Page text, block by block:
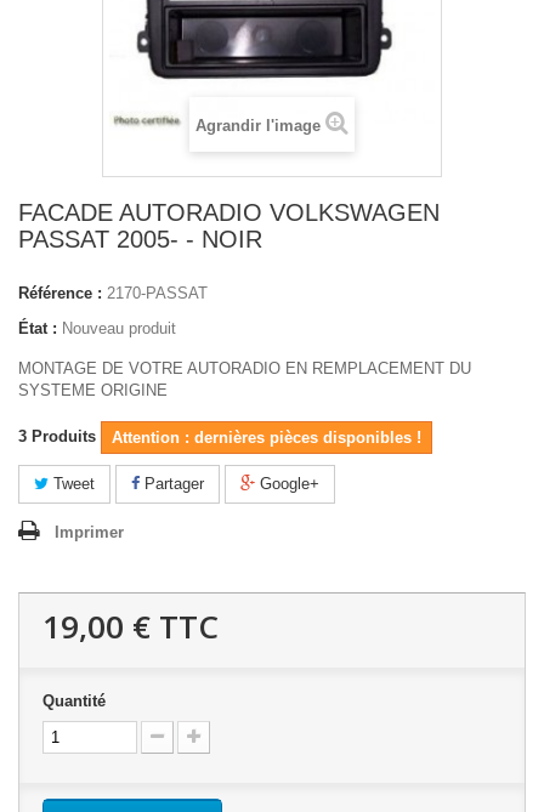
Agrandir l'image
FACADE AUTORADIO VOLKSWAGEN
PASSAT 2005- - NOIR
Référence : 2170-PASSAT
État : Nouveau produit
MONTAGE DE VOTRE AUTORADIO EN REMPLACEMENT DU
SYSTEME ORIGINE
3 Produits Attention : dernières pièces disponibles !
Tweet Partager Google+
Imprimer
19,00 € TTC
Quantité